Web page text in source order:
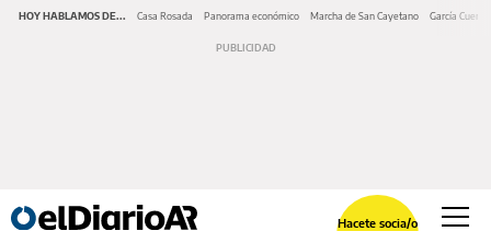
HOY HABLAMOS DE... Casa Rosada Panorama económico Marcha de San Cayetano García Cuerva
Hacete socia/o